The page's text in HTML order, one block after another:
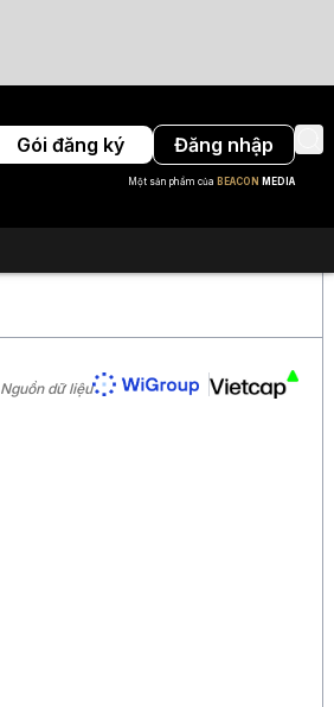
Gói đăng ký Đăng nhập
Một sản phẩm của BEACON MEDIA
Nguồn dữ liệu